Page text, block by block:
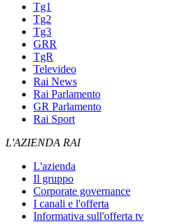
Tg1
Tg2
Tg3
GRR
TgR
Televideo
Rai News
Rai Parlamento
GR Parlamento
Rai Sport
L'AZIENDA RAI
L'azienda
Il gruppo
Corporate governance
I canali e l'offerta
Informativa sull'offerta tv